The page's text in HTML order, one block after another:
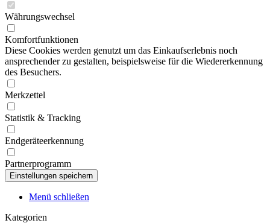
Währungswechsel
Komfortfunktionen
Diese Cookies werden genutzt um das Einkaufserlebnis noch
ansprechender zu gestalten, beispielsweise für die Wiedererkennung
des Besuchers.
Merkzettel
Statistik & Tracking
Endgeräteerkennung
Partnerprogramm
Menü schließen
Kategorien